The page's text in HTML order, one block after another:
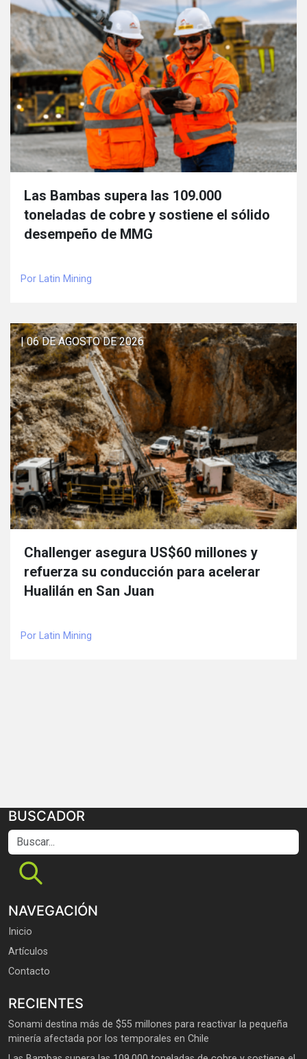
Las Bambas supera las 109.000
toneladas de cobre y sostiene el sólido
desempeño de MMG
Por Latin Mining
| 06 DE AGOSTO DE 2026
Challenger asegura US$60 millones y
refuerza su conducción para acelerar
Hualilán en San Juan
Por Latin Mining
BUSCADOR
Buscar...
NAVEGACIÓN
Inicio
Artículos
Contacto
RECIENTES
Sonami destina más de $55 millones para reactivar la pequeña
minería afectada por los temporales en Chile